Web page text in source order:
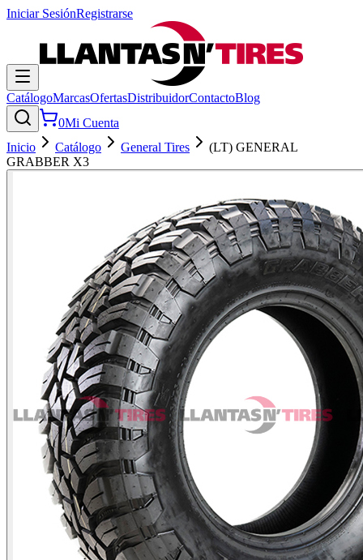
Iniciar SesiónRegistrarse
CatálogoMarcasOfertasDistribuidorContactoBlog
0Mi Cuenta
Inicio
Catálogo General Tires
(LT) GENERAL
GRABBER X3